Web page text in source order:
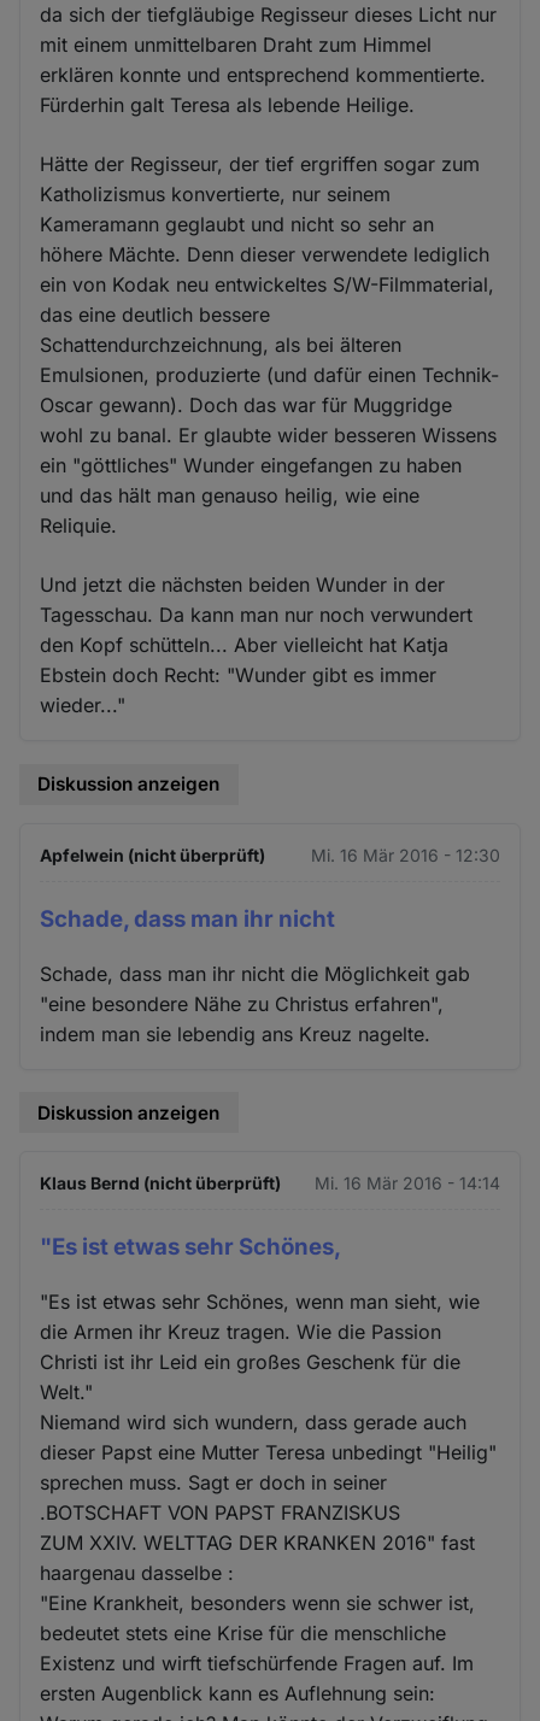
da sich der tiefgläubige Regisseur dieses Licht nur
mit einem unmittelbaren Draht zum Himmel
erklären konnte und entsprechend kommentierte.
Fürderhin galt Teresa als lebende Heilige.
Hätte der Regisseur, der tief ergriffen sogar zum
Katholizismus konvertierte, nur seinem
Kameramann geglaubt und nicht so sehr an
höhere Mächte. Denn dieser verwendete lediglich
ein von Kodak neu entwickeltes S/W-Filmmaterial,
das eine deutlich bessere
Schattendurchzeichnung, als bei älteren
Emulsionen, produzierte (und dafür einen Technik-
Oscar gewann). Doch das war für Muggridge
wohl zu banal. Er glaubte wider besseren Wissens
ein "göttliches" Wunder eingefangen zu haben
und das hält man genauso heilig, wie eine
Reliquie.
Und jetzt die nächsten beiden Wunder in der
Tagesschau. Da kann man nur noch verwundert
den Kopf schütteln... Aber vielleicht hat Katja
Ebstein doch Recht: "Wunder gibt es immer
wieder..."
Diskussion anzeigen
Apfelwein (nicht überprüft) Mi. 16 Mär 2016 - 12:30
Schade, dass man ihr nicht
Schade, dass man ihr nicht die Möglichkeit gab
"eine besondere Nähe zu Christus erfahren",
indem man sie lebendig ans Kreuz nagelte.
Diskussion anzeigen
Klaus Bernd (nicht überprüft) Mi. 16 Mär 2016 - 14:14
"Es ist etwas sehr Schönes,
"Es ist etwas sehr Schönes, wenn man sieht, wie
die Armen ihr Kreuz tragen. Wie die Passion
Christi ist ihr Leid ein großes Geschenk für die
Welt."
Niemand wird sich wundern, dass gerade auch
dieser Papst eine Mutter Teresa unbedingt "Heilig"
sprechen muss. Sagt er doch in seiner
.BOTSCHAFT VON PAPST FRANZISKUS
ZUM XXIV. WELTTAG DER KRANKEN 2016" fast
haargenau dasselbe :
"Eine Krankheit, besonders wenn sie schwer ist,
bedeutet stets eine Krise für die menschliche
Existenz und wirft tiefschürfende Fragen auf. Im
ersten Augenblick kann es Auflehnung sein: